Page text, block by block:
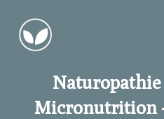
Micronutrition